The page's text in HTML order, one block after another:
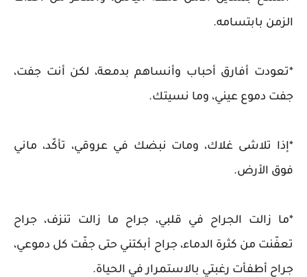
الزمن بابتسامه.
*تعودت أفارق أحباب وأنساهم بدمعة، لكن أنت جفت،
جفت دموع عيني، وما نسيتك.
*إذا تلاشى غلاك، ومات نبضك في عروقي، تأكّد، ماني
فوق الأرض.
*ما زالت الجراح في قلبي، جراح ما زالت تنزف، جراح
تعفّنت من كثرة الدماء، جراح أبكتني حتى جفّت كل دموعي،
جراح أطفأت رغبتي بالاستمرار في الحياة.